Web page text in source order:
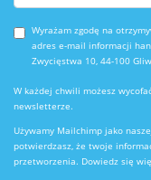
Wyrażam zgodę na
adres e-mail informacji
Zwycięstwa 10, 44-100
W każdej chwili możesz
newsletterze.
Używamy Mailchimp jako
potwierdzasz, że twoje
przetworzenia. Dowiedz się